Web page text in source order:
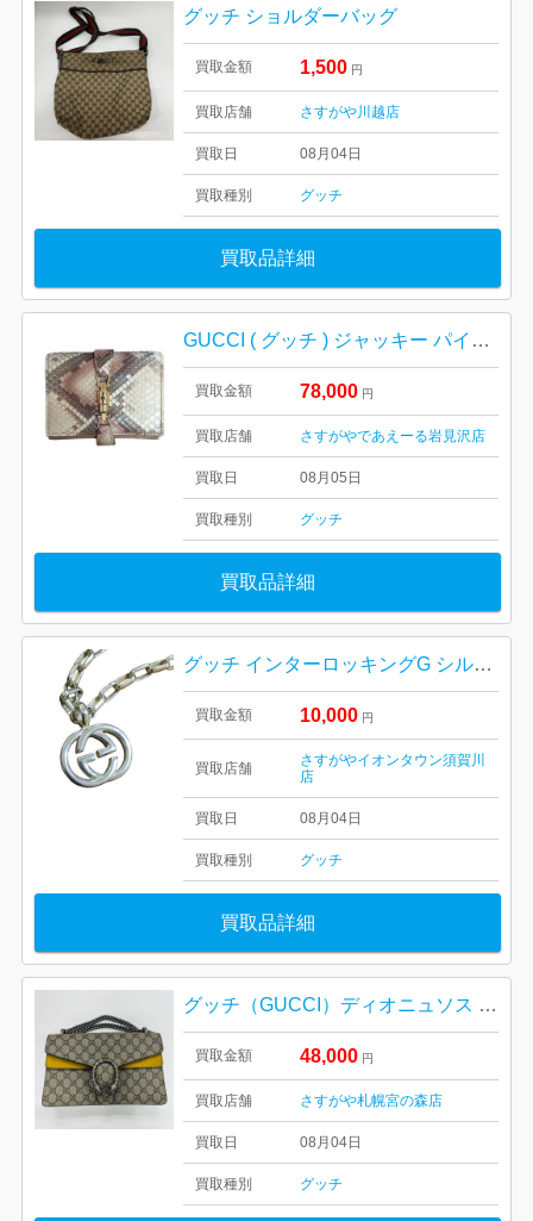
グッチ ショルダーバッグ
買取金額 1,500 円
買取店舗 さすがや川越店
買取日 08月04日
買取種別 グッチ
買取品詳細
GUCCI ( グッチ ) ジャッキー パイソンレザー 財布
買取金額 78,000 円
買取店舗 さすがやであえーる岩見沢店
買取日 08月05日
買取種別 グッチ
買取品詳細
グッチ インターロッキングG シルバー ネックレス
買取金額 10,000 円
買取店舗
さすがやイオンタウン須賀川
店
買取日 08月04日
買取種別 グッチ
買取品詳細
グッチ（GUCCI）ディオニュソス GGスプリーム
買取金額 48,000 円
買取店舗 さすがや札幌宮の森店
買取日 08月04日
買取種別 グッチ